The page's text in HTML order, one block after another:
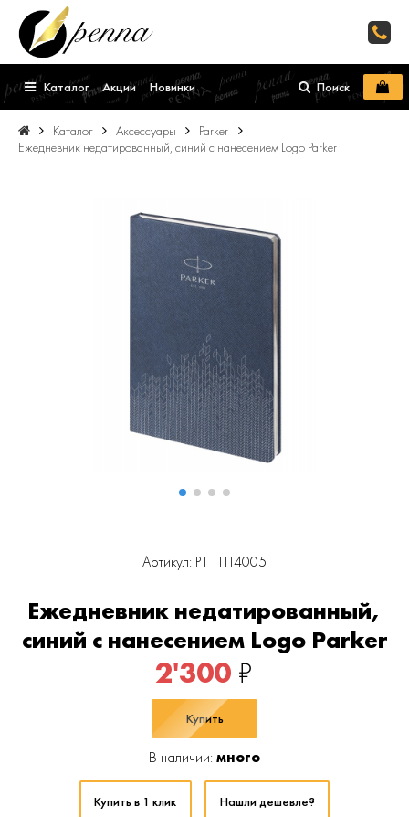
Каталог Акции Новинки Поиск
Каталог Аксессуары
Parker
Ежедневник недатированный, синий c нанесением Logo Parker
Артикул: P1_1114005
Ежедневник недатированный,
синий c нанесением Logo Parker
2'300 ₽
Купить
В наличии: много
Купить в 1 клик Нашли дешевле?